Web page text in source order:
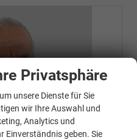
Privatsphäre
unsere Dienste für Sie
wir Ihre Auswahl und
Analytics und
Einverständnis geben. Sie